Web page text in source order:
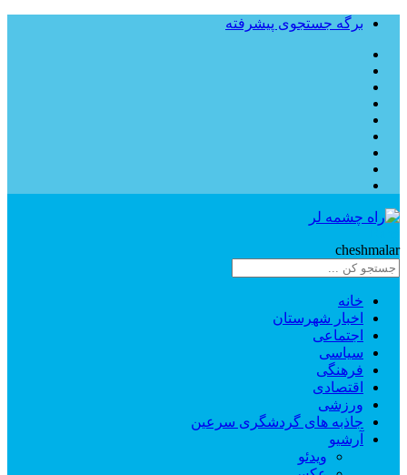
برگه جستجوی پیشرفته
cheshmalar
خانه
اخبار شهرستان
اجتماعی
سیاسی
فرهنگی
اقتصادی
ورزشی
جاذبه های گردشگری سرعین
آرشیو
ویدئو